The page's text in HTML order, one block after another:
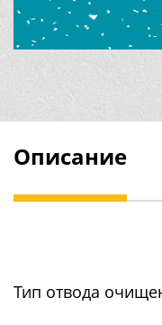
Описание
Тип отвода